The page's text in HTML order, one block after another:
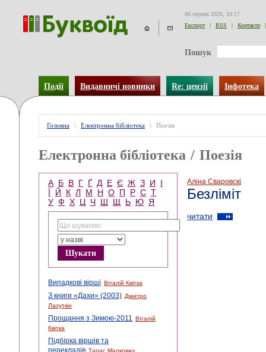
06 серпня 2026, 10:17
Експорт
| RSS | Контакти |
Пошук
Події Видавничі новинки Re: цензії Інфотека
Головна \ Електронна бібліотека \ Поезія
Електронна бібліотека / Поезія
А Б В Г Ґ Д Е Є Ж З И
І
Ї
Й К Л М Н О П Р С Т
У Ф Х Ц Ч Ш Щ Ь Ю Я
Випадкові вірші Віталій Квітка
З книги «Дахи» (2003) Дмитро
Лазуткін
Прощання з Зимою-2011 Віталій
Квітка
Підбірка віршів та
перекладів Тарас Малкович
Аліна Сваровскі
Безліміт
читати